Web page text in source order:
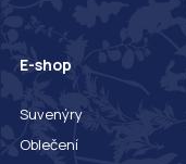
E-shop
Suvenýry
Oblečení